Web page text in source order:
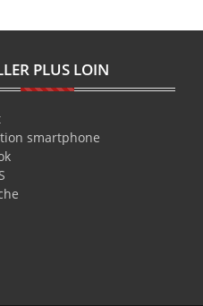
PLUS LOIN
smartphone